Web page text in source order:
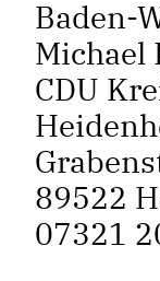
Baden-
Michael
CDU
89522
07321